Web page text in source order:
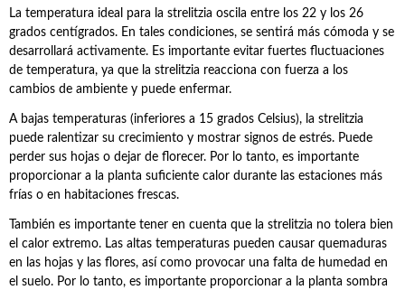
La temperatura ideal para la strelitzia oscila entre los 22 y los 26
grados centígrados. En tales condiciones, se sentirá más cómoda y se
desarrollará activamente. Es importante evitar fuertes fluctuaciones
de temperatura, ya que la strelitzia reacciona con fuerza a los
cambios de ambiente y puede enfermar.
A bajas temperaturas (inferiores a 15 grados Celsius), la strelitzia
puede ralentizar su crecimiento y mostrar signos de estrés. Puede
perder sus hojas o dejar de florecer. Por lo tanto, es importante
proporcionar a la planta suficiente calor durante las estaciones más
frías o en habitaciones frescas.
También es importante tener en cuenta que la strelitzia no tolera bien
el calor extremo. Las altas temperaturas pueden causar quemaduras
en las hojas y las flores, así como provocar una falta de humedad en
el suelo. Por lo tanto, es importante proporcionar a la planta sombra